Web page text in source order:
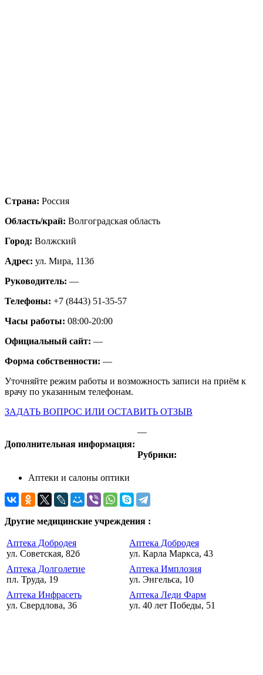
Страна: Россия
Область/край: Волгоградская область
Город: Волжский
Адрес: ул. Мира, 113б
Руководитель: —
Телефоны: +7 (8443) 51-35-57
Часы работы: 08:00-20:00
Официальный сайт: —
Форма собственности: —
Уточняйте режим работы и возможность записи на приём к
врачу по указанным телефонам.
ЗАДАТЬ ВОПРОС ИЛИ ОСТАВИТЬ ОТЗЫВ
Дополнительная информация:
—
Рубрики:
Аптеки и салоны оптики
Другие медицинские учреждения :
Аптека Добродея
ул. Советская, 82б
Аптека Добродея
ул. Карла Маркса, 43
Аптека Долголетие
пл. Труда, 19
Аптека Имплозия
ул. Энгельса, 10
Аптека Инфрасеть
ул. Свердлова, 36
Аптека Леди Фарм
ул. 40 лет Победы, 51